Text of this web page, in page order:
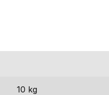
10 kg